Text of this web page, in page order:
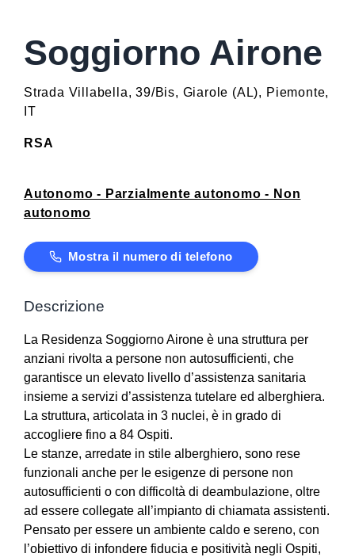
Soggiorno Airone
Strada Villabella, 39/Bis, Giarole (AL), Piemonte,
IT
RSA
Autonomo - Parzialmente autonomo - Non
autonomo
Mostra il numero di telefono
Descrizione
La Residenza Soggiorno Airone è una struttura per
anziani rivolta a persone non autosufficienti, che
garantisce un elevato livello d’assistenza sanitaria
insieme a servizi d’assistenza tutelare ed alberghiera.
La struttura, articolata in 3 nuclei, è in grado di
accogliere fino a 84 Ospiti.
Le stanze, arredate in stile alberghiero, sono rese
funzionali anche per le esigenze di persone non
autosufficienti o con difficoltà di deambulazione, oltre
ad essere collegate all’impianto di chiamata assistenti.
Pensato per essere un ambiente caldo e sereno, con
l’obiettivo di infondere fiducia e positività negli Ospiti,